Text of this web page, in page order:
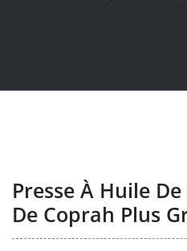
Presse À Huile
De Coprah Plus